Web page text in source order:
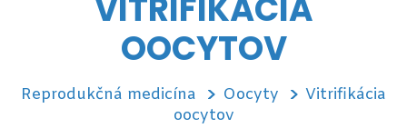
VITRIFIKÁCIA
OOCYTOV
Reprodukčná medicína Oocyty
Vitrifikácia
oocytov